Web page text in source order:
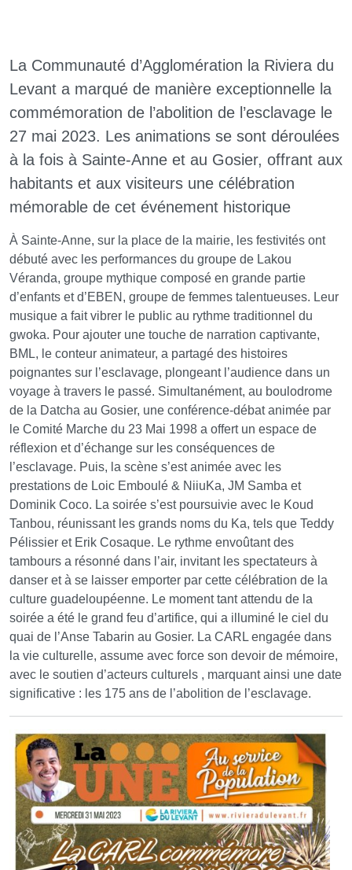
La Communauté d’Agglomération la Riviera du
Levant a marqué de manière exceptionnelle la
commémoration de l’abolition de l’esclavage le
27 mai 2023. Les animations se sont déroulées
à la fois à Sainte-Anne et au Gosier, offrant aux
habitants et aux visiteurs une célébration
mémorable de cet événement historique
À Sainte-Anne, sur la place de la mairie, les festivités ont
débuté avec les performances du groupe de Lakou
Véranda, groupe mythique composé en grande partie
d’enfants et d’EBEN, groupe de femmes talentueuses. Leur
musique a fait vibrer le public au rythme traditionnel du
gwoka. Pour ajouter une touche de narration captivante,
BML, le conteur animateur, a partagé des histoires
poignantes sur l’esclavage, plongeant l’audience dans un
voyage à travers le passé. Simultanément, au boulodrome
de la Datcha au Gosier, une conférence-débat animée par
le Comité Marche du 23 Mai 1998 a offert un espace de
réflexion et d’échange sur les conséquences de
l’esclavage. Puis, la scène s’est animée avec les
prestations de Loic Emboulé & NiiuKa, JM Samba et
Dominik Coco. La soirée s’est poursuivie avec le Koud
Tanbou, réunissant les grands noms du Ka, tels que Teddy
Pélissier et Erik Cosaque. Le rythme envoûtant des
tambours a résonné dans l’air, invitant les spectateurs à
danser et à se laisser emporter par cette célébration de la
culture guadeloupéenne. Le moment tant attendu de la
soirée a été le grand feu d’artifice, qui a illuminé le ciel du
quai de l’Anse Tabarin au Gosier. La CARL engagée dans
la vie culturelle, assume avec force son devoir de mémoire,
avec le soutien d’acteurs culturels , marquant ainsi une date
significative : les 175 ans de l’abolition de l’esclavage.